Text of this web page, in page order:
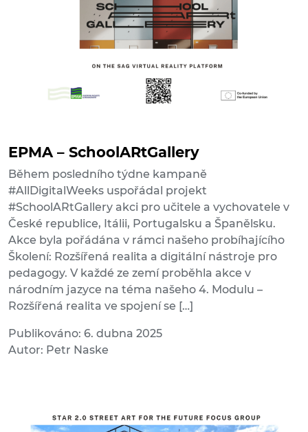
EPMA – SchoolARtGallery
Během posledního týdne kampaně
#AllDigitalWeeks uspořádal projekt
#SchoolARtGallery akci pro učitele a vychovatele v
České republice, Itálii, Portugalsku a Španělsku.
Akce byla pořádána v rámci našeho probíhajícího
Školení: Rozšířená realita a digitální nástroje pro
pedagogy. V každé ze zemí proběhla akce v
národním jazyce na téma našeho 4. Modulu –
Rozšířená realita ve spojení se […]
Publikováno: 6. dubna 2025
Autor: Petr Naske